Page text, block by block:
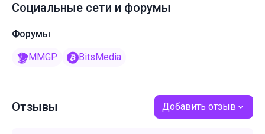
Социальные сети и форумы
Форумы
MMGP BitsMedia
Отзывы Добавить отзыв